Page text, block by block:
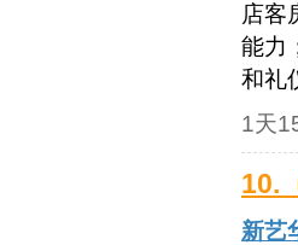
店客
能力
和礼
1天
10.
新艺